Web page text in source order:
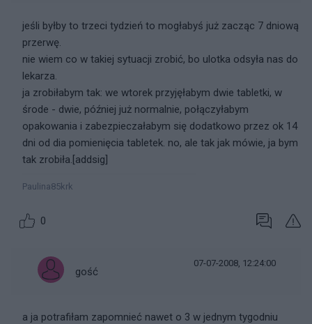
jeśli byłby to trzeci tydzień to mogłabyś już zacząc 7 dniową
przerwę.
nie wiem co w takiej sytuacji zrobić, bo ulotka odsyła nas do
lekarza.
ja zrobiłabym tak: we wtorek przyjęłabym dwie tabletki, w
środe - dwie, później już normalnie, połączyłabym
opakowania i zabezpieczałabym się dodatkowo przez ok 14
dni od dia pomienięcia tabletek. no, ale tak jak mówie, ja bym
tak zrobiła.[addsig]
Paulina85krk
0
gość
07-07-2008, 12:24:00
a ja potrafiłam zapomnieć nawet o 3 w jednym tygodniu